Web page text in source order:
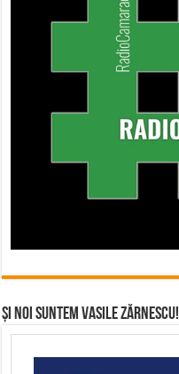
Și noi suntem Vasile Zărnescu!